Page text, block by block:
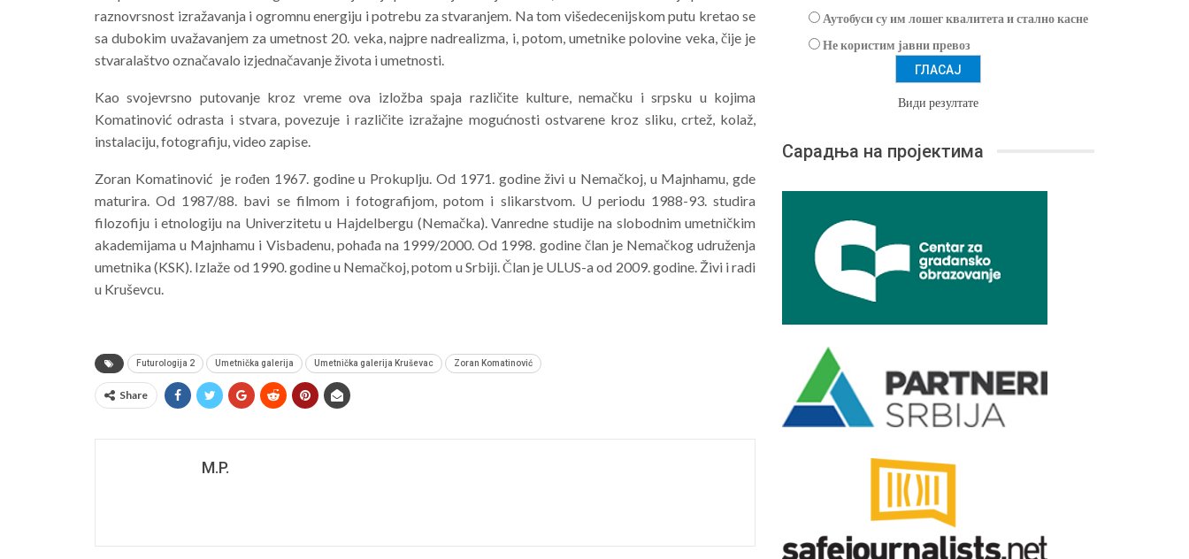
raznovrsnost izražavanja i ogromnu energiju i potrebu za stvaranjem. Na tom višedecenijskom putu kretao se
sa dubokim uvažavanjem za umetnost 20. veka, najpre nadrealizma, i, potom, umetnike polovine veka, čije je
stvaralaštvo označavalo izjednačavanje života i umetnosti.
Kao svojevrsno putovanje kroz vreme ova izložba spaja različite kulture, nemačku i srpsku u kojima
Komatinović odrasta i stvara, povezuje i različite izražajne mogućnosti ostvarene kroz sliku, crtež, kolaž,
instalaciju, fotografiju, video zapise.
Zoran Komatinović je rođen 1967. godine u Prokuplju. Od 1971. godine živi u Nemačkoj, u Majnhamu, gde
maturira. Od 1987/88. bavi se filmom i fotografijom, potom i slikarstvom. U periodu 1988-93. studira
filozofiju i etnologiju na Univerzitetu u Hajdelbergu (Nemačka). Vanredne studije na slobodnim umetničkim
akademijama u Majnhamu i Visbadenu, pohađa na 1999/2000. Od 1998. godine član je Nemačkog udruženja
umetnika (KSK). Izlaže od 1990. godine u Nemačkoj, potom u Srbiji. Član je ULUS-a od 2009. godine. Živi i radi
u Kruševcu.
Futurologija 2 Umetnička galerija Umetnička galerija Kruševac Zoran Komatinović
Share
M.P.
Аутобуси су им лошег квалитета и стално касне
Не користим јавни превоз
Види резултате
Сарадња на пројектима